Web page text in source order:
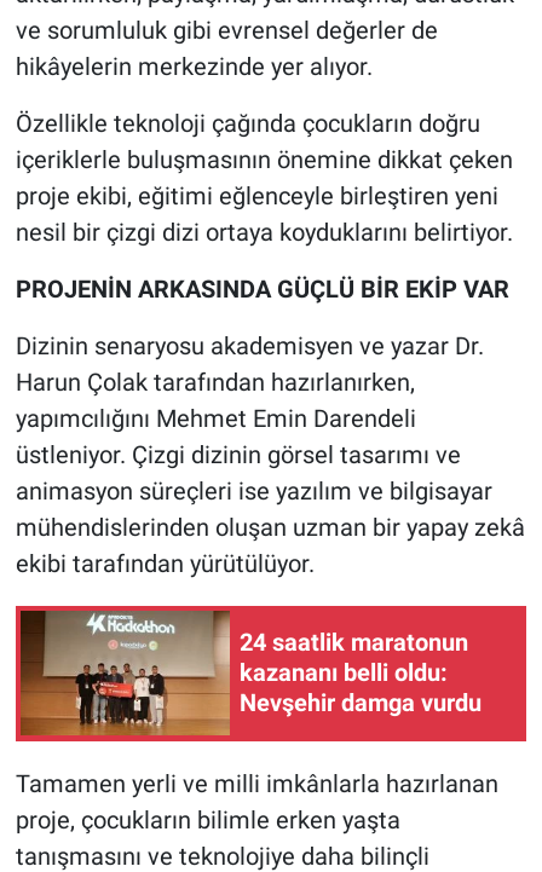
ve sorumluluk gibi evrensel değerler de
hikâyelerin merkezinde yer alıyor.
Özellikle teknoloji çağında çocukların doğru
içeriklerle buluşmasının önemine dikkat çeken
proje ekibi, eğitimi eğlenceyle birleştiren yeni
nesil bir çizgi dizi ortaya koyduklarını belirtiyor.
PROJENİN ARKASINDA GÜÇLÜ BİR EKİP VAR
Dizinin senaryosu akademisyen ve yazar Dr.
Harun Çolak tarafından hazırlanırken,
yapımcılığını Mehmet Emin Darendeli
üstleniyor. Çizgi dizinin görsel tasarımı ve
animasyon süreçleri ise yazılım ve bilgisayar
mühendislerinden oluşan uzman bir yapay zekâ
ekibi tarafından yürütülüyor.
24 saatlik maratonun
kazananı belli oldu:
Nevşehir damga vurdu
Tamamen yerli ve milli imkânlarla hazırlanan
proje, çocukların bilimle erken yaşta
tanışmasını ve teknolojiye daha bilinçli